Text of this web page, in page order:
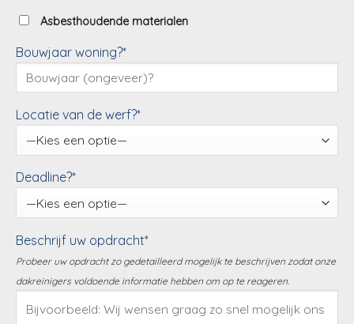
Asbesthoudende materialen
Bouwjaar woning?*
Locatie van de werf?*
Deadline?*
Beschrijf uw opdracht*
Probeer uw opdracht zo gedetailleerd mogelijk te beschrijven zodat onze
dakreinigers voldoende informatie hebben om op te reageren.